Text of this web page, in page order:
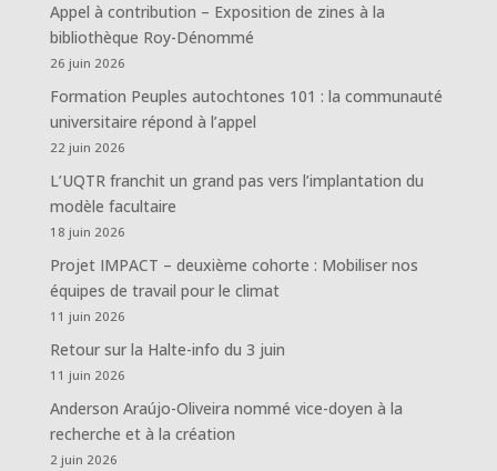
Appel à contribution – Exposition de zines à la
bibliothèque Roy-Dénommé
26 juin 2026
Formation Peuples autochtones 101 : la communauté
universitaire répond à l’appel
22 juin 2026
L’UQTR franchit un grand pas vers l’implantation du
modèle facultaire
18 juin 2026
Projet IMPACT – deuxième cohorte : Mobiliser nos
équipes de travail pour le climat
11 juin 2026
Retour sur la Halte-info du 3 juin
11 juin 2026
Anderson Araújo-Oliveira nommé vice-doyen à la
recherche et à la création
2 juin 2026